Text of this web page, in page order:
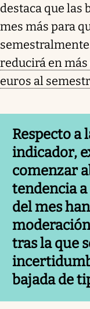
destaca que las
mes más para
reducirá en más
euros al
Respecto a
indicador,
comenzar
tendencia
del mes
tras la que
bajada de